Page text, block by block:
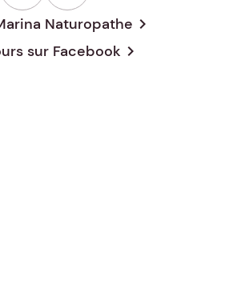
Naturopathe chevron_right
sur Facebook chevron_right